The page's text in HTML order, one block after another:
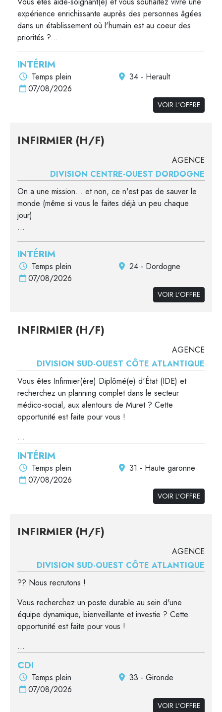
expérience enrichissante auprès des personnes âgées
dans un établissement où l'humain est au coeur des
priorités ?...
INTÉRIM
Temps plein
34 - Herault
07/08/2026
VOIR L'OFFRE
INFIRMIER (H/F)
AGENCE
DIVISION CENTRE-OUEST DORDOGNE
On a une mission... et non, ce n'est pas de sauver le
monde (même si vous le faites déjà un peu chaque
jour)
...
INTÉRIM
Temps plein
24 - Dordogne
07/08/2026
VOIR L'OFFRE
INFIRMIER (H/F)
AGENCE
DIVISION SUD-OUEST CÔTE ATLANTIQUE
Vous êtes Infirmier(ère) Diplômé(e) d'État (IDE) et
recherchez un planning complet dans le secteur
médico-social, aux alentours de Muret ? Cette
opportunité est faite pour vous !
...
INTÉRIM
Temps plein
31 - Haute garonne
07/08/2026
VOIR L'OFFRE
INFIRMIER (H/F)
AGENCE
DIVISION SUD-OUEST CÔTE ATLANTIQUE
?? Nous recrutons !
Vous recherchez un poste durable au sein d'une
équipe dynamique, bienveillante et investie ? Cette
opportunité est faite pour vous !
...
CDI
Temps plein
33 - Gironde
07/08/2026
VOIR L'OFFRE